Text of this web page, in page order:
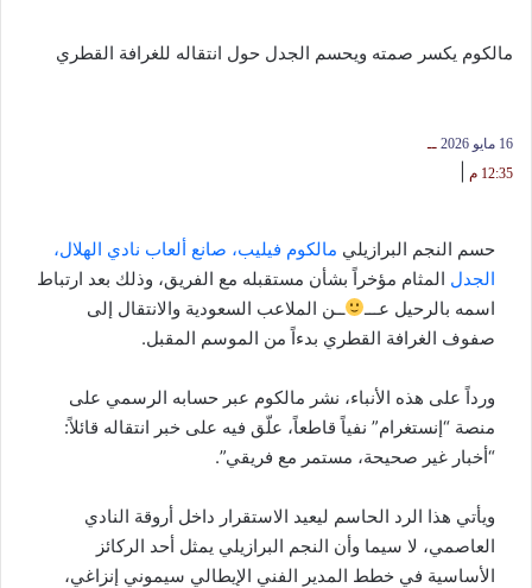
مالكوم يكسر صمته ويحسم الجدل حول انتقاله للغرافة القطري
16 مايو 2026
12:35 م
حسم النجم البرازيلي مالكوم فيليب، صانع ألعاب نادي الهلال،
الجدل المثام مؤخراً بشأن مستقبله مع الفريق، وذلك بعد ارتباط
اسمه بالرحيل عـــ
ــن الملاعب السعودية والانتقال إلى
صفوف الغرافة القطري بدءاً من الموسم المقبل.
ورداً على هذه الأنباء، نشر مالكوم عبر حسابه الرسمي على
منصة “إنستغرام” نفياً قاطعاً، علّق فيه على خبر انتقاله قائلاً:
“أخبار غير صحيحة، مستمر مع فريقي”.
ويأتي هذا الرد الحاسم ليعيد الاستقرار داخل أروقة النادي
العاصمي، لا سيما وأن النجم البرازيلي يمثل أحد الركائز
الأساسية في خطط المدير الفني الإيطالي سيموني إنزاغي،